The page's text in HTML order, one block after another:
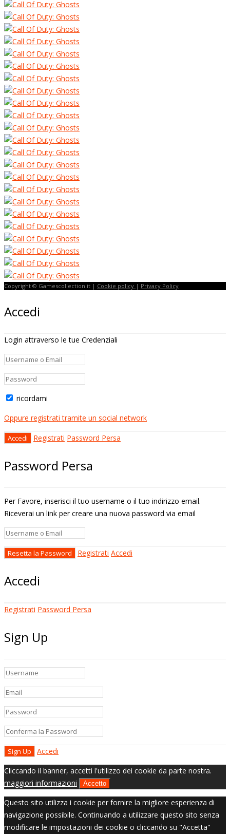
Copyright © Gamescollection.it | Cookie policy | Privacy Policy
Accedi
Login attraverso le tue Credenziali
ricordami
Oppure registrati tramite un social network
Registrati Password Persa
Password Persa
Per Favore, inserisci il tuo username o il tuo indirizzo email.
Riceverai un link per creare una nuova password via email
Registrati Accedi
Accedi
Registrati Password Persa
Sign Up
Accedi
Cliccando il banner, accetti l'utilizzo dei cookie da parte nostra.
maggiori informazioni
Accetto
Questo sito utilizza i cookie per fornire la migliore esperienza di
navigazione possibile. Continuando a utilizzare questo sito senza
modificare le impostazioni dei cookie o cliccando su "Accetta"